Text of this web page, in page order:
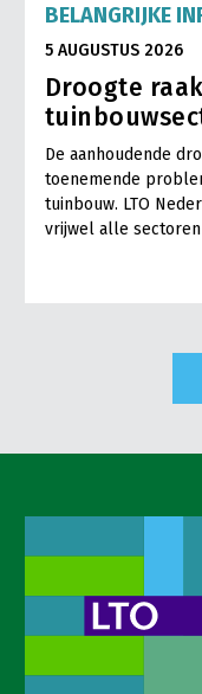
BELANGRIJKE
5 AUGUSTUS 2026
Droogte
De aanhoudende
toenemende
tuinbouw. LTO
vrijwel alle